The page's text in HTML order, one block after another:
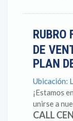
RUBRO
DE
PLAN
Ubicación:
¡Estamos
unirse a
CALL